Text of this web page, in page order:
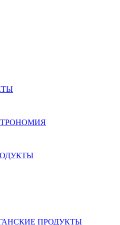
ПРОДУКТЫ